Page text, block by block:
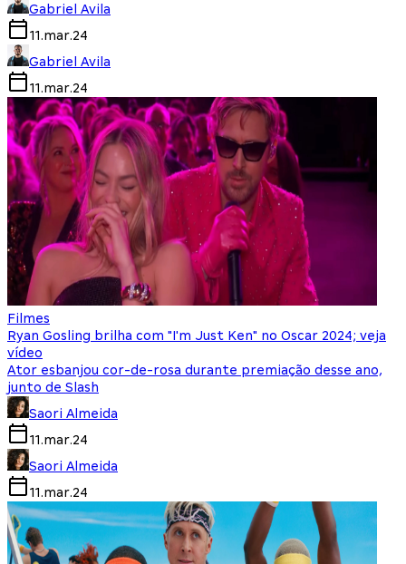
Gabriel Avila
11.mar.24
Gabriel Avila
11.mar.24
Filmes
Ryan Gosling brilha com "I'm Just Ken" no Oscar 2024; veja
vídeo
Ator esbanjou cor-de-rosa durante premiação desse ano,
junto de Slash
Saori Almeida
11.mar.24
Saori Almeida
11.mar.24